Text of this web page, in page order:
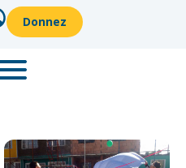
Donnez